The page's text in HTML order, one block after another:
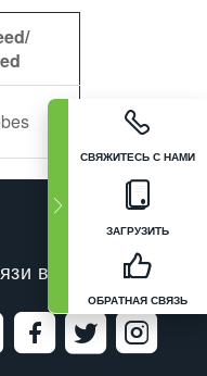
СВЯЖИТЕСЬ С НАМИ
ЗАГРУЗИТЬ
ОБРАТНАЯ СВЯЗЬ
в